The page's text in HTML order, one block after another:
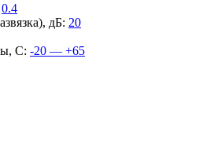
0.4
дБ: 20
С: -20 — +65